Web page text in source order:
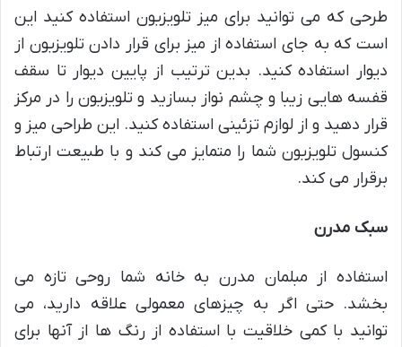
طرحی که می توانید برای میز تلویزیون استفاده کنید این
است که به جای استفاده از میز برای قرار دادن تلویزیون از
دیوار استفاده کنید. بدین ترتیب از پایین دیوار تا سقف
قفسه هایی زیبا و چشم نواز بسازید و تلویزیون را در مرکز
قرار دهید و از لوازم تزئینی استفاده کنید. این طراحی میز و
کنسول تلویزیون شما را متمایز می کند و با طبیعت ارتباط
برقرار می کند.
سبک مدرن
استفاده از مبلمان مدرن به خانه شما روحی تازه می
بخشد. حتی اگر به چیزهای معمولی علاقه دارید، می
توانید با کمی خلاقیت با استفاده از رنگ ها از آنها برای